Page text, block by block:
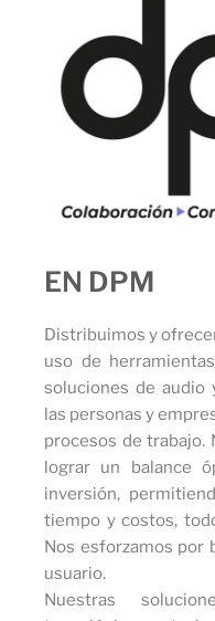
EN DPM
Distribuimos y
uso de
soluciones de audio
las personas y
procesos de trabajo.
lograr un balance
inversión,
tiempo y costos,
Nos esforzamos por
usuario.
Nuestras